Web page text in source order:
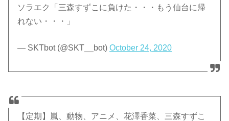
ソラエク「三森すずこに負けた・・・もう仙台に帰
れない・・・」
— SKTbot (@SKT__bot)October 24, 2020
【定期】嵐、動物、アニメ、花澤香菜、三森すずこ